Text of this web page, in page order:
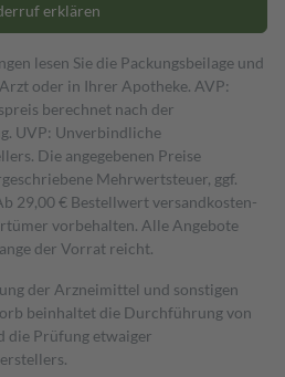
erklären
lesen Sie die Packungsbeilage und
oder in Ihrer Apotheke. AVP:
berechnet nach der
UVP: Unverbindliche
Die angegebenen Preise
Mehrwertsteuer, ggf.
29,00 € Bestell­wert versand­kosten­
vorbehalten. Alle Angebote
der Vorrat reicht.
der Arzneimittel und sonstigen
beinhaltet die Durchführung von
die Prüfung etwaiger